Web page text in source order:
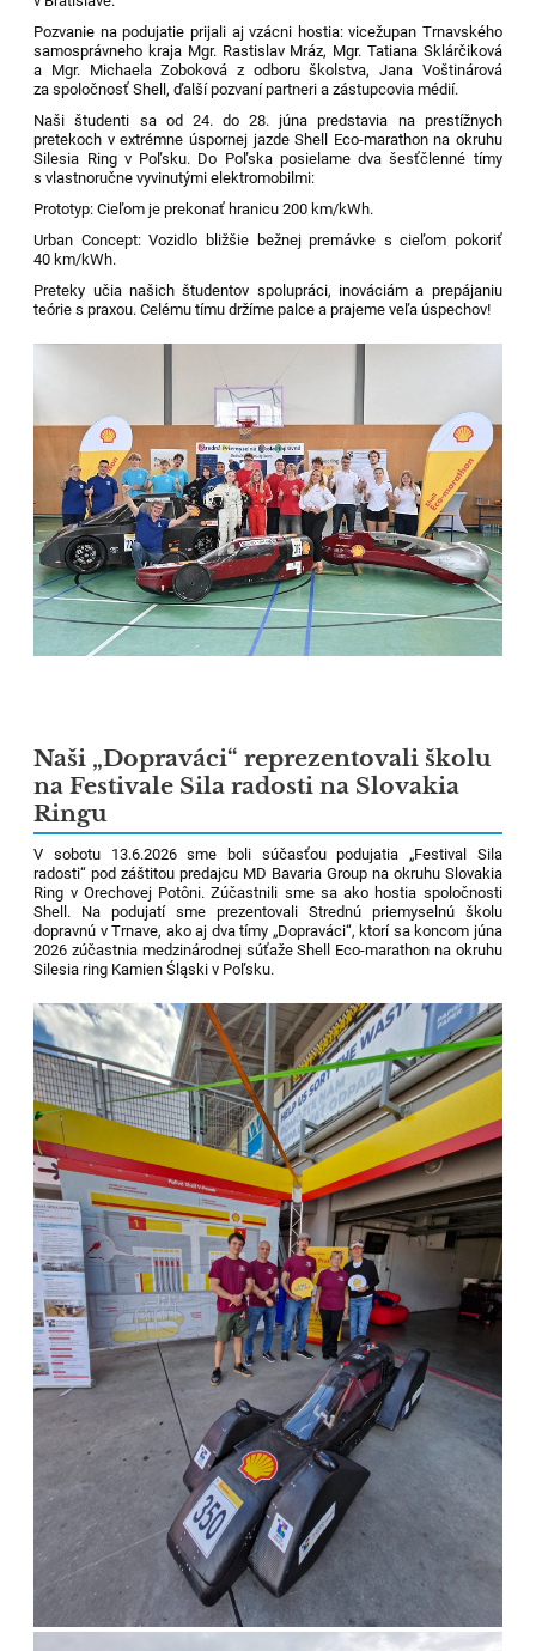
Pozvanie na podujatie prijali aj vzácni hostia: vicežupan Trnavského
samosprávneho kraja Mgr. Rastislav Mráz, Mgr. Tatiana Sklárčiková
a Mgr. Michaela Zoboková z odboru školstva, Jana Voštinárová
za spoločnosť Shell, ďalší pozvaní partneri a zástupcovia médií.
Naši študenti sa od 24. do 28. júna predstavia na prestížnych
pretekoch v extrémne úspornej jazde Shell Eco-marathon na okruhu
Silesia Ring v Poľsku. Do Poľska posielame dva šesťčlenné tímy
s vlastnoručne vyvinutými elektromobilmi:
Prototyp: Cieľom je prekonať hranicu 200 km/kWh.
Urban Concept: Vozidlo bližšie bežnej premávke s cieľom pokoriť
40 km/kWh.
Preteky učia našich študentov spolupráci, inováciám a prepájaniu
teórie s praxou. Celému tímu držíme palce a prajeme veľa úspechov!
Naši „Dopraváci“ reprezentovali školu
na Festivale Sila radosti na Slovakia
Ringu
V sobotu 13.6.2026 sme boli súčasťou podujatia „Festival Sila
radosti“ pod záštitou predajcu MD Bavaria Group na okruhu Slovakia
Ring v Orechovej Potôni. Zúčastnili sme sa ako hostia spoločnosti
Shell. Na podujatí sme prezentovali Strednú priemyselnú školu
dopravnú v Trnave, ako aj dva tímy „Dopraváci“, ktorí sa koncom júna
2026 zúčastnia medzinárodnej súťaže Shell Eco-marathon na okruhu
Silesia ring Kamien Śląski v Poľsku.